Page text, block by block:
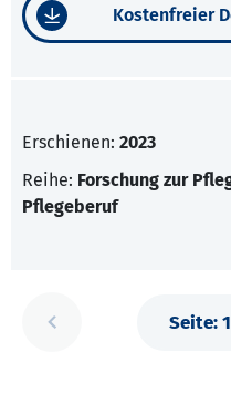
Kostenfreier
Erschienen: 2023
Reihe: Forschung zur
Pflegeberuf